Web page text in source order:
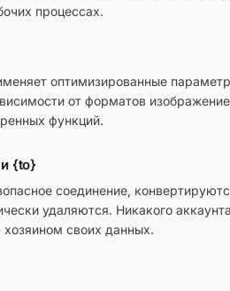
процессах.
оптимизированные
от форматов
функций.
{to}
соединение,
удаляются. Никакого
своих данных.